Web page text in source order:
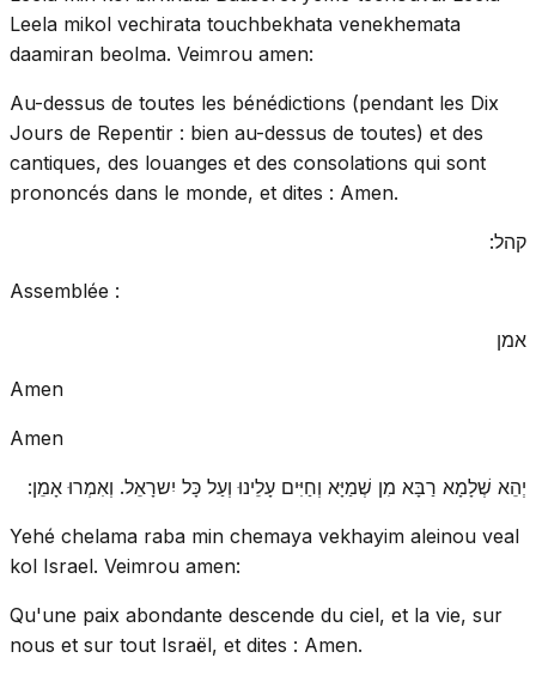
Leela mikol vechirata touchbekhata venekhemata
daamiran beolma. Veimrou amen:
Au-dessus de toutes les bénédictions (pendant les Dix
Jours de Repentir : bien au-dessus de toutes) et des
cantiques, des louanges et des consolations qui sont
prononcés dans le monde, et dites : Amen.
קהל:
Assemblée :
אמן
Amen
Amen
יְהֵא שְׁלָמָא רַבָּא מִן שְׁמַיָּא וְחַיִּים עָלֵינוּ וְעַל כָּל יִשרָאֵל. וְאִמְרוּ אָמֵן:
Yehé chelama raba min chemaya vekhayim aleinou veal
kol Israel. Veimrou amen:
Qu'une paix abondante descende du ciel, et la vie, sur
nous et sur tout Israël, et dites : Amen.